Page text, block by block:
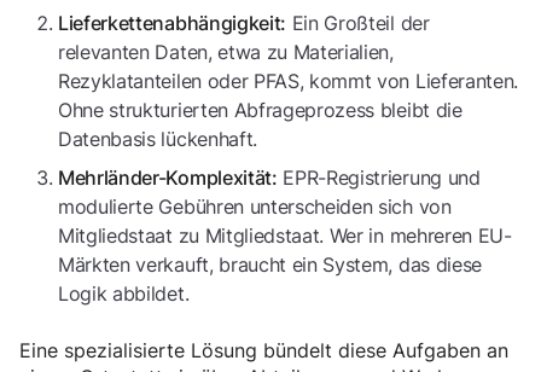
Lieferkettenabhängigkeit: Ein Großteil der
relevanten Daten, etwa zu Materialien,
Rezyklatanteilen oder PFAS, kommt von Lieferanten.
Ohne strukturierten Abfrageprozess bleibt die
Datenbasis lückenhaft.
Mehrländer-Komplexität: EPR-Registrierung und
modulierte Gebühren unterscheiden sich von
Mitgliedstaat zu Mitgliedstaat. Wer in mehreren EU-
Märkten verkauft, braucht ein System, das diese
Logik abbildet.
Eine spezialisierte Lösung bündelt diese Aufgaben an